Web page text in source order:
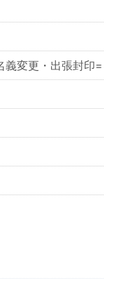
変更・出張封印=